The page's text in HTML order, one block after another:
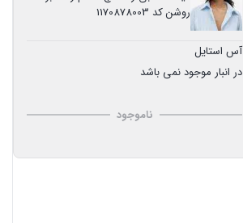
روشن کد 1170878003
آس استایل
در انبار موجود نمی باشد
ناموجود